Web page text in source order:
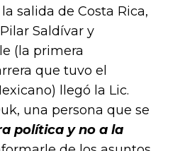
salida de Costa Rica,
Saldívar y
(la primera
que tuvo el
llegó la Lic.
una persona que se
política y no a la